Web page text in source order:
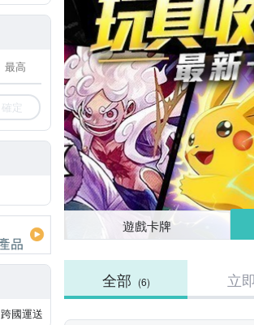
確定
跨國運送
遊戲卡牌
全部 (6) 立